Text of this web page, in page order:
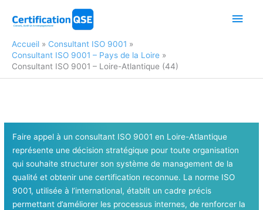
Accueil
Consultant ISO 9001
Consultant ISO 9001 – Pays de la Loire
Consultant ISO 9001 – Loire-Atlantique (44)
Faire appel à un consultant ISO 9001 en Loire-Atlantique
représente une décision stratégique pour toute organisation
qui souhaite structurer son système de management de la
qualité et obtenir une certification reconnue. La norme ISO
9001, utilisée à l’international, établit un cadre précis
permettant d’améliorer les processus internes, de renforcer la